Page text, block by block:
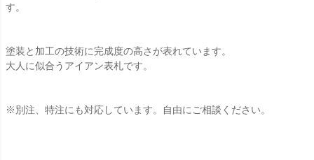
す。
塗装と加工の技術に完成度の高さが表れています。
大人に似合うアイアン表札です。
※別注、特注にも対応しています。自由にご相談ください。